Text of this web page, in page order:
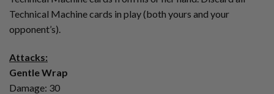
Technical Machine cards in play (both yours and your
opponent’s).
Attacks:
Gentle Wrap
Damage: 30